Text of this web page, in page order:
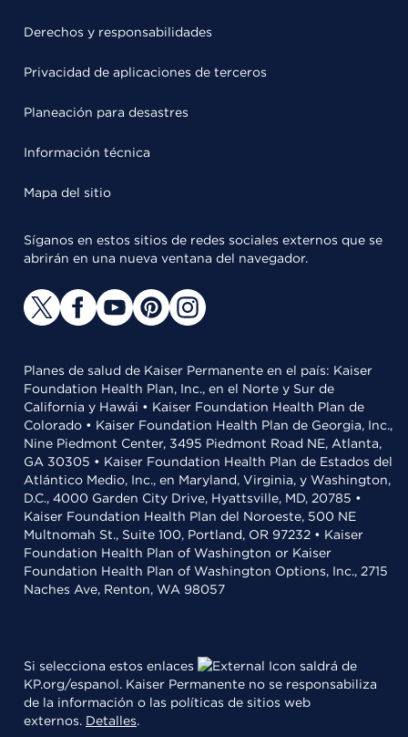
Derechos y responsabilidades
Privacidad de aplicaciones de terceros
Planeación para desastres
Información técnica
Mapa del sitio
Síganos en estos sitios de redes sociales externos que se
abrirán en una nueva ventana del navegador.
Planes de salud de Kaiser Permanente en el país: Kaiser
Foundation Health Plan, Inc., en el Norte y Sur de
California y Hawái • Kaiser Foundation Health Plan de
Colorado • Kaiser Foundation Health Plan de Georgia, Inc.,
Nine Piedmont Center, 3495 Piedmont Road NE, Atlanta,
GA 30305 • Kaiser Foundation Health Plan de Estados del
Atlántico Medio, Inc., en Maryland, Virginia, y Washington,
D.C., 4000 Garden City Drive, Hyattsville, MD, 20785 •
Kaiser Foundation Health Plan del Noroeste, 500 NE
Multnomah St., Suite 100, Portland, OR 97232 • Kaiser
Foundation Health Plan of Washington or Kaiser
Foundation Health Plan of Washington Options, Inc., 2715
Naches Ave, Renton, WA 98057
Si selecciona estos enlaces
saldrá de
KP.org/espanol. Kaiser Permanente no se responsabiliza
de la información o las políticas de sitios web
externos. Detalles.